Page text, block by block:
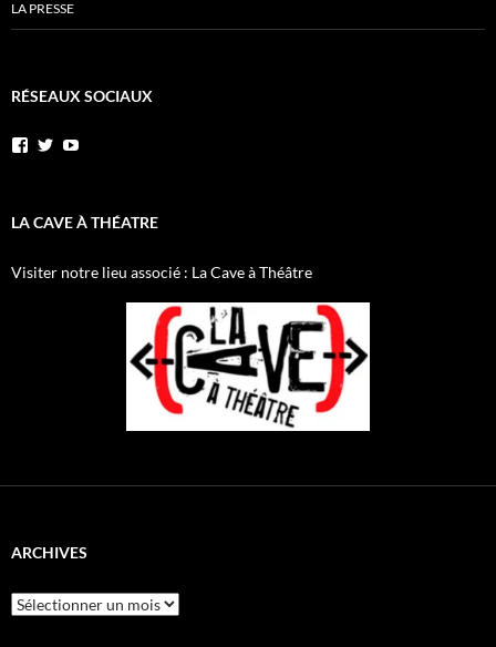
LA PRESSE
RÉSEAUX SOCIAUX
Voir
AnnibalEtSesElephants
sur
Voir
annibal_lacave
sur
LA CAVE À THÉATRE
Visiter notre lieu associé : La Cave à Théâtre
ARCHIVES
Archives